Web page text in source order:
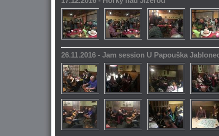
26.11.2016 - Jam session U Papouška